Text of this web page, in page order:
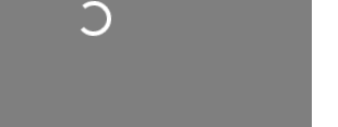
Wird geladen …